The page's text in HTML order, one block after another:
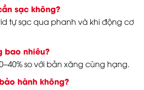
sạc không?
tự sạc qua phanh và khi động cơ
bao nhiêu?
so với bản xăng cùng hạng.
hành không?